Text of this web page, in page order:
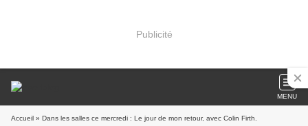
Publicité
MENU
Accueil » Dans les salles ce mercredi : Le jour de mon retour, avec Colin Firth.